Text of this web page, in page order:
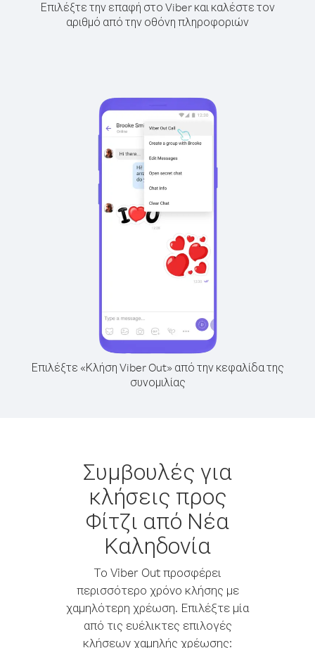
Επιλέξτε την επαφή στο Viber και καλέστε τον
αριθμό από την οθόνη πληροφοριών
Επιλέξτε «Κλήση Viber Out» από την κεφαλίδα της
συνομιλίας
Συμβουλές για
κλήσεις προς
Φίτζι από Νέα
Καληδονία
Το Viber Out προσφέρει
περισσότερο χρόνο κλήσης με
χαμηλότερη χρέωση. Επιλέξτε μία
από τις ευέλικτες επιλογές
κλήσεων χαμηλής χρέωσης: